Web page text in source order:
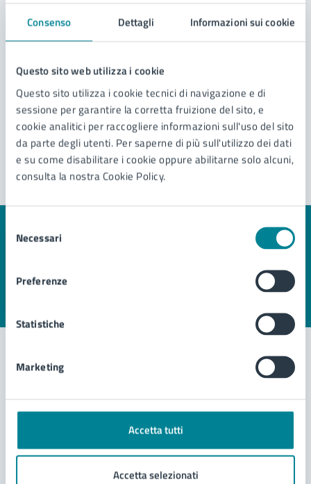
Consenso Dettagli Informazioni sui cookie
Questo sito web utilizza i cookie
Questo sito utilizza i cookie tecnici di navigazione e di
sessione per garantire la corretta fruizione del sito, e
cookie analitici per raccogliere informazioni sull'uso del sito
da parte degli utenti. Per saperne di più sull'utilizzo dei dati
e su come disabilitare i cookie oppure abilitarne solo alcuni,
consulta la nostra Cookie Policy.
delNecessari
Preferenze
Statistiche
Marketing
Accetta tutti
Accetta selezionati
Cambio nome e/o cognome
Quanto sono chiare le informazioni su questa
Leggi le domande frequenti
Prenota appuntamento